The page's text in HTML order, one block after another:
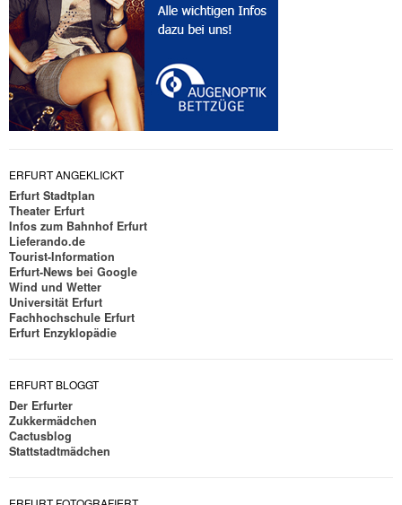
ERFURT ANGEKLICKT
Erfurt Stadtplan
Theater Erfurt
Infos zum Bahnhof Erfurt
Lieferando.de
Tourist-Information
Erfurt-News bei Google
Wind und Wetter
Universität Erfurt
Fachhochschule Erfurt
Erfurt Enzyklopädie
ERFURT BLOGGT
Der Erfurter
Zukkermädchen
Cactusblog
Stattstadtmädchen